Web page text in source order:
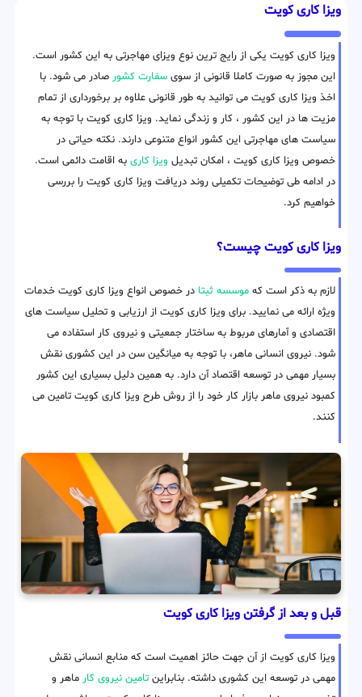
ویزا کاری کویت
ویزا کاری کویت یکی از رایج ترین نوع ویزای مهاجرتی به این کشور است.
این مجوز به صورت کاملا قانونی از سوی سفارت کشور صادر می شود. با
اخذ ویزا کاری کویت می توانید به طور قانونی علاوه بر برخورداری از تمام
مزیت ها در این کشور ، کار و زندگی نماید. ویزا کاری کویت با توجه به
سیاست های مهاجرتی این کشور انواع متنوعی دارند. نکته حیاتی در
خصوص ویزا کاری کویت ، امکان تبدیل ویزا کاری به اقامت دائمی است.
در ادامه طی توضیحات تکمیلی روند دریافت ویزا کاری کویت را بررسی
خواهیم کرد.
ویزا کاری کویت چیست؟
لازم به ذکر است که موسسه ثبتا در خصوص انواع ویزا کاری کویت خدمات
ویژه ارائه می نمایید. برای ویزا کاری کویت از ارزیابی و تحلیل سیاست های
اقتصادی و آمارهای مربوط به ساختار جمعیتی و نیروی کار استفاده می
شود. نیروی انسانی ماهر، با توجه به میانگین سن در این کشوری نقش
بسیار مهمی در توسعه اقتصاد آن دارد. به همین دلیل بسیاری این کشور
کمبود نیروی ماهر بازار کار خود را از روش طرح ویزا کاری کویت تامین می
کنند.
قبل و بعد از گرفتن ویزا کاری کویت
ویزا کاری کویت از آن جهت حائز اهمیت است که منابع انسانی نقش
مهمی در توسعه این کشوری داشته. بنابراین تامین نیروی کار ماهر و